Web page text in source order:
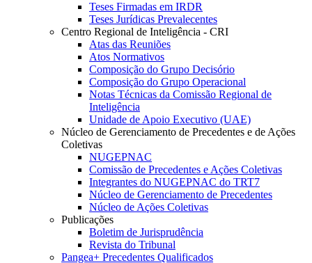
Teses Firmadas em IRDR
Teses Jurídicas Prevalecentes
Centro Regional de Inteligência - CRI
Atas das Reuniões
Atos Normativos
Composição do Grupo Decisório
Composição do Grupo Operacional
Notas Técnicas da Comissão Regional de
Inteligência
Unidade de Apoio Executivo (UAE)
Núcleo de Gerenciamento de Precedentes e de Ações
Coletivas
NUGEPNAC
Comissão de Precedentes e Ações Coletivas
Integrantes do NUGEPNAC do TRT7
Núcleo de Gerenciamento de Precedentes
Núcleo de Ações Coletivas
Publicações
Boletim de Jurisprudência
Revista do Tribunal
Pangea+ Precedentes Qualificados